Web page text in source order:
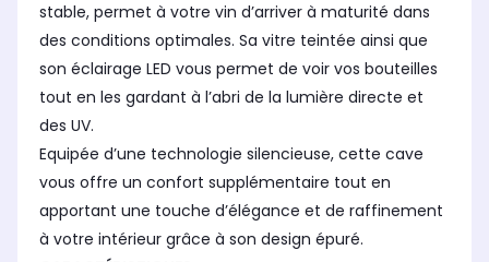
stable, permet à votre vin d’arriver à maturité dans
des conditions optimales. Sa vitre teintée ainsi que
son éclairage LED vous permet de voir vos bouteilles
tout en les gardant à l’abri de la lumière directe et
des UV.
Equipée d’une technologie silencieuse, cette cave
vous offre un confort supplémentaire tout en
apportant une touche d’élégance et de raffinement
à votre intérieur grâce à son design épuré.